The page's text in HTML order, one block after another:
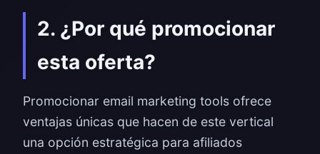
2. ¿Por qué promocionar
esta oferta?
Promocionar email marketing tools ofrece
ventajas únicas que hacen de este vertical
una opción estratégica para afiliados